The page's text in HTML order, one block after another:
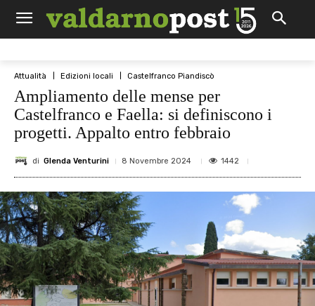
Attualità Edizioni locali Castelfranco Piandiscò
Ampliamento delle mense per
Castelfranco e Faella: si definiscono i
progetti. Appalto entro febbraio
di Glenda Venturini 8 Novembre 2024 1442